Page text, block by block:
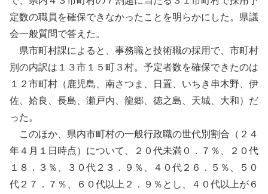
定数の職員を確保できなかったことを明らかにした。県議
会一般質問で答えた。
県市町村課によると、事務職と技術職の採用で、市町村
別の内訳は１３市１５町３村。予定者数を確保できたのは
１２市町村（鹿児島、南さつま、日置、いちき串木野、伊
佐、姶良、長島、瀬戸内、龍郷、徳之島、天城、大和）だ
った。
このほか、県内市町村の一般行政職の世代別割合（２４
年４月１日時点）について、２０代未満０．７％、２０代
１８．３％、３０代２３．９％、４０代２６．５％、５０
代２７．７％、６０代以上２．９％とし、４０代以上が６